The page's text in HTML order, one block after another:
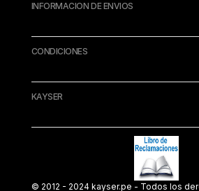
INFORMACION DE ENVIOS
CONDICIONES
KAYSER
© 2012 - 2024 kayser.pe - Todos los